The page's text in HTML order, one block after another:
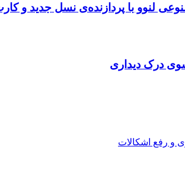
لنوو با پردازنده‌ی نسل جدید و